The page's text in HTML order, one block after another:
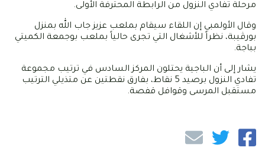
مرحلة تفادي النزول من الرابطة المحترفة الأولى.
وقال الأولمبي إن اللقاء سيقام بملعب عزيز جاب الله بمنزل
بورڤيبة، نظراً للأشغال التي تجرى حالياً بملعب بوجمعة الكميتي
بباجة.
يشار إلى أن الباجية يحتلون المركز السادس في ترتيب مجموعة
تفادي النزول برصيد 5 نقاط، بفارق نقطتين عن متذيلي الترتيب
مستقبل المرسى وقوافل قفصة.